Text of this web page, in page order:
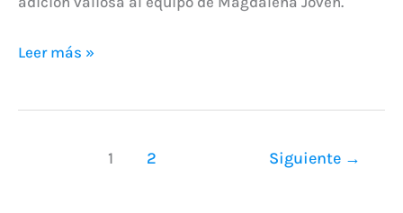
Leer más »
1 2 Siguiente →